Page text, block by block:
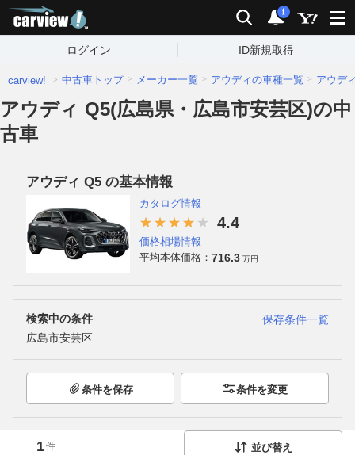
検索 通知
i
ログイン ID新規取得
carview! 中古車トップ メーカー一覧 アウディの車種一覧 アウデ
アウディ Q5(広島県・広島市安芸区)の中
古車
アウディ Q5 の基本情報
カタログ情報
4.4
価格相場情報
平均本体価格： 716.3 万円
検索中の条件
保存条件一覧
広島市安芸区
条件を保存 条件を変更
1件 並び替え